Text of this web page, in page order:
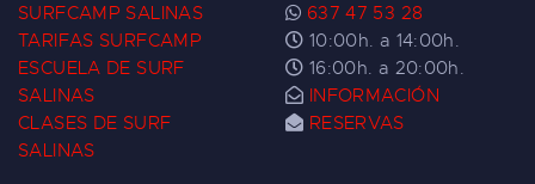
SURFCAMP SALINAS
TARIFAS SURFCAMP
ESCUELA DE SURF
SALINAS
CLASES DE SURF
SALINAS
637 47 53 28
10:00h. a 14:00h.
16:00h. a 20:00h.
INFORMACIÓN
RESERVAS